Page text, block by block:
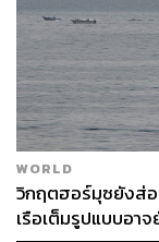
WORLD
วิกฤตฮอร์มุซยังส่อ
เรือเต็มรูปแบบอา